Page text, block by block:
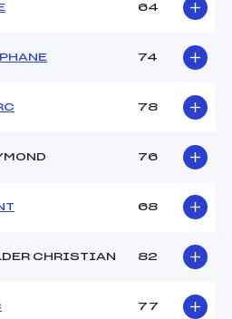
64
74
78
76
68
CHRISTIAN 82
77